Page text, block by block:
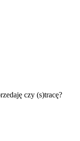
czy (s)tracę?